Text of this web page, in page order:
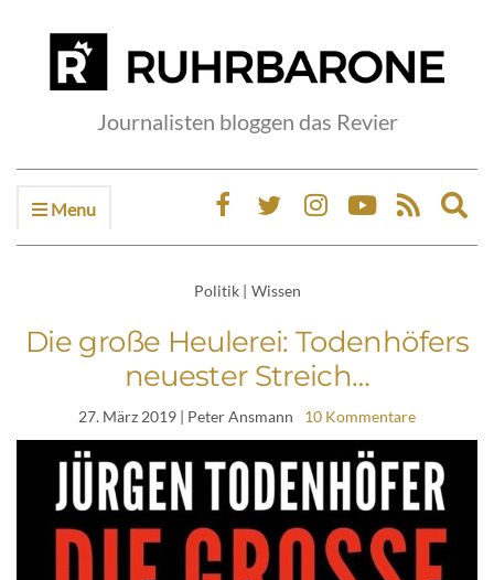
Journalisten bloggen das Revier
Menu
Politik | Wissen
Die große Heulerei: Todenhöfers
neuester Streich…
27. März 2019 | Peter Ansmann 10 Kommentare